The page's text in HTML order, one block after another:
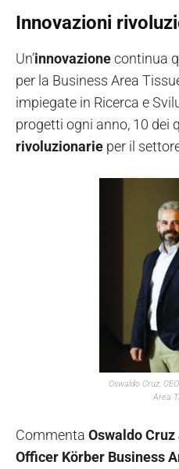
Innovazioni
Un’innovazionecontinua
per la Business Area
impiegate in Ricerca e
progetti ogni anno, 10 dei
rivoluzionarie per il
Oswaldo Cruz,
Area
Commenta Oswaldo
Officer Körber Business